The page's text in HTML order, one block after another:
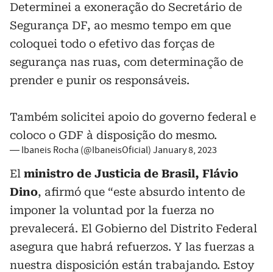
Determinei a exoneração do Secretário de
Segurança DF, ao mesmo tempo em que
coloquei todo o efetivo das forças de
segurança nas ruas, com determinação de
prender e punir os responsáveis.
Também solicitei apoio do governo federal e
coloco o GDF à disposição do mesmo.
— Ibaneis Rocha (@IbaneisOficial) January 8, 2023
El ministro de Justicia de Brasil, Flávio
Dino, afirmó que “este absurdo intento de
imponer la voluntad por la fuerza no
prevalecerá. El Gobierno del Distrito Federal
asegura que habrá refuerzos. Y las fuerzas a
nuestra disposición están trabajando. Estoy